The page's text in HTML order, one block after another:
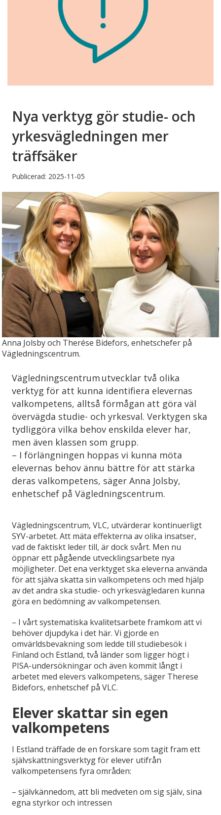
Nya verktyg gör studie- och
yrkesvägledningen mer
träffsäker
Publicerad: 2025-11-05
Anna Jolsby och Therése Bidefors, enhetschefer på
Vägledningscentrum.
Vägledningscentrum utvecklar två olika
verktyg för att kunna identifiera elevernas
valkompetens, alltså förmågan att göra väl
övervägda studie- och yrkesval. Verktygen ska
tydliggöra vilka behov enskilda elever har,
men även klassen som grupp.
– I förlängningen hoppas vi kunna möta
elevernas behov ännu bättre för att stärka
deras valkompetens, säger Anna Jolsby,
enhetschef på Vägledningscentrum.
Vägledningscentrum, VLC, utvärderar kontinuerligt
SYV-arbetet. Att mäta effekterna av olika insatser,
vad de faktiskt leder till, är dock svårt. Men nu
öppnar ett pågående utvecklingsarbete nya
möjligheter. Det ena verktyget ska eleverna använda
för att själva skatta sin valkompetens och med hjälp
av det andra ska studie- och yrkesvägledaren kunna
göra en bedömning av valkompetensen.
– I vårt systematiska kvalitetsarbete framkom att vi
behöver djupdyka i det här. Vi gjorde en
omvärldsbevakning som ledde till studiebesök i
Finland och Estland, två länder som ligger högt i
PISA-undersökningar och även kommit långt i
arbetet med elevers valkompetens, säger Therese
Bidefors, enhetschef på VLC.
Elever skattar sin egen
valkompetens
I Estland träffade de en forskare som tagit fram ett
självskattningsverktyg för elever utifrån
valkompetensens fyra områden:
– självkännedom, att bli medveten om sig själv, sina
egna styrkor och intressen